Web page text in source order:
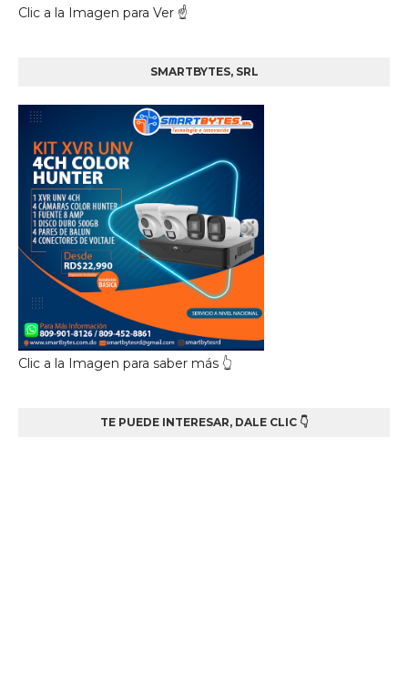
Clic a la Imagen para Ver ☝️
SMARTBYTES, SRL
Clic a la Imagen para saber más 👆
TE PUEDE INTERESAR, DALE CLIC 👇